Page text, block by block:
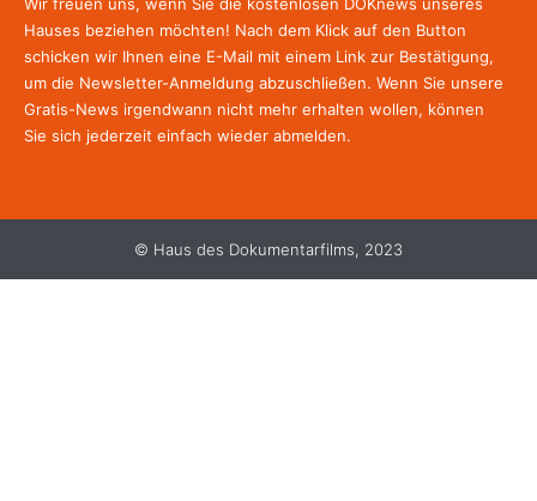
Hauses beziehen möchten! Nach dem Klick auf den Button
schicken wir Ihnen eine E-Mail mit einem Link zur Bestätigung,
um die Newsletter-Anmeldung abzuschließen. Wenn Sie unsere
Gratis-News irgendwann nicht mehr erhalten wollen, können
Sie sich jederzeit einfach wieder abmelden.
© Haus des Dokumentarfilms, 2023